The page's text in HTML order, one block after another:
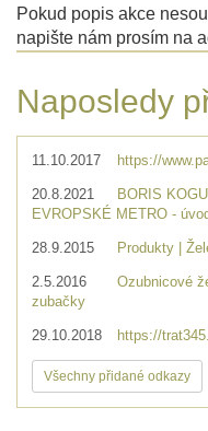
Pokud popis akce
napište nám prosím na
Naposledy
11.10.2017 https://
20.8.2021
BORIS
EVROPSKÉ METRO -
28.9.2015 Produkty |
2.5.2016
Ozubnicové
zubačky
29.10.2018 https://
Všechny přidané odkazy